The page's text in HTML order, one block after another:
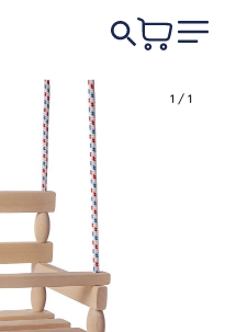
1 / 1
În coșÎn coș